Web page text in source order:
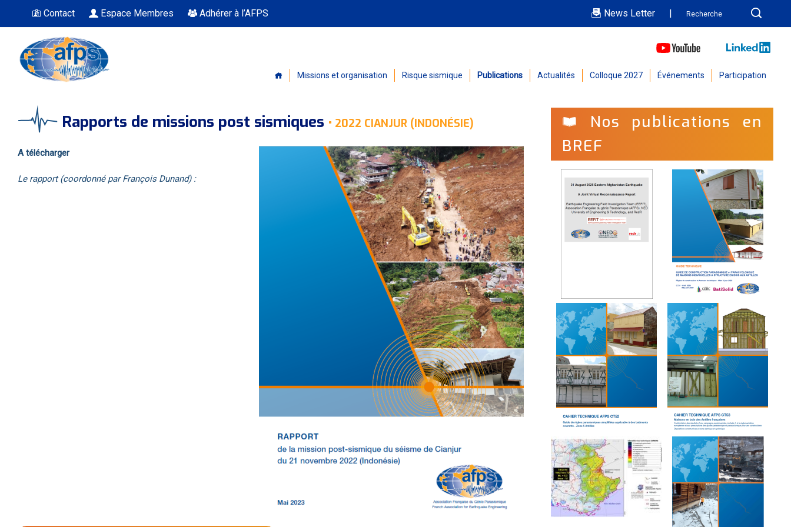
Contact Espace Membres Adhérer à l’AFPS News Letter |
Missions et organisation Risque sismique Publications Actualités Colloque 2027 Événements Participation
Vous êtes ici
Rapports de missions post sismiques • 2022 CIANJUR (INDONÉSIE)
A télécharger
Le rapport (coordonné par François Dunand) :
Nos publications en
BREF